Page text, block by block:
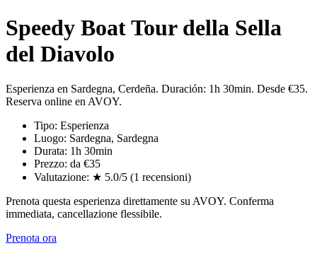
Speedy Boat Tour della Sella
del Diavolo
Esperienza en Sardegna, Cerdeña. Duración: 1h 30min. Desde €35.
Reserva online en AVOY.
Tipo: Esperienza
Luogo: Sardegna, Sardegna
Durata: 1h 30min
Prezzo: da €35
Valutazione: ★ 5.0/5 (1 recensioni)
Prenota questa esperienza direttamente su AVOY. Conferma
immediata, cancellazione flessibile.
Prenota ora